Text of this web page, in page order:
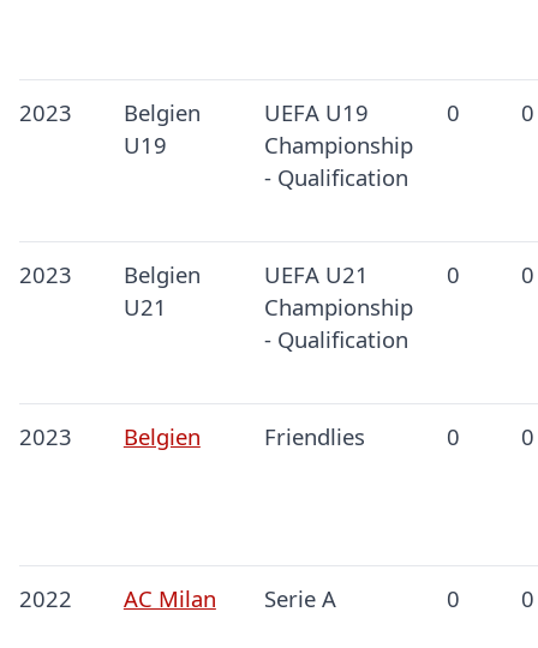
2023
Belgien
U19
UEFA U19
Championship
- Qualification
0 0
2023
Belgien
U21
UEFA U21
Championship
- Qualification
0 0
2023 Belgien Friendlies 0 0
2022 AC Milan Serie A 0 0